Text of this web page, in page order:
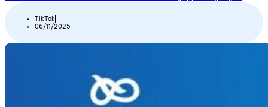
TikTok
06/11/2025